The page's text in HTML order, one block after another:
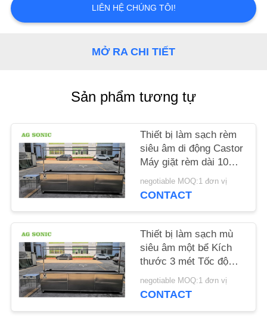
KIỂM
HỆ
CHÚNG
TÔI
TIN
TỨC
YÊU
CẦU
BÁO
LIÊN HỆ CHÚNG TÔI!
MỞ RA CHI TIẾT
Sản phẩm tương tự
Thiết bị làm sạch rèm
siêu âm di động Castor
Máy giặt rèm dài 10
negotiable MOQ:1 đơn vị
CONTACT
Thiết bị làm sạch mù
siêu âm một bể Kích
thước 3 mét Tốc độ
làm sạch nhanh 10 foot
negotiable MOQ:1 đơn vị
CONTACT